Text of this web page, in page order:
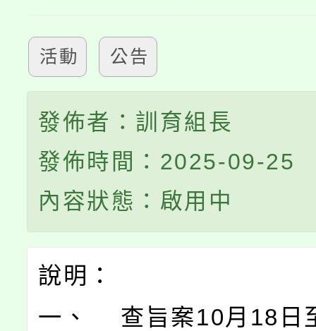
活動 公告
發佈者：訓育組長
發佈時間：2025-09-25
內容狀態：啟用中
說明：
一、 查旨案10月18日